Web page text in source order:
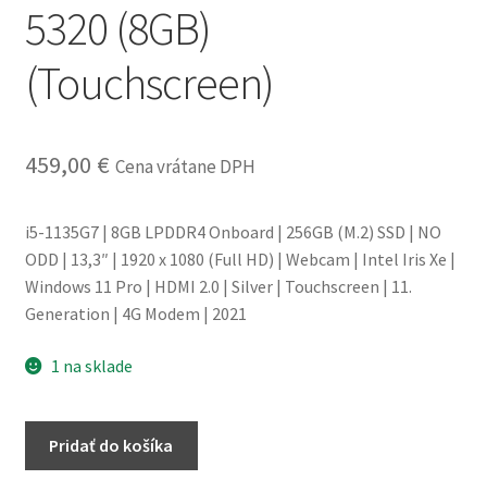
obchodné
podmienky
Wishlist
5320 (8GB)
(Touchscreen)
459,00 € Cena vrátane DPH
i5-1135G7 | 8GB LPDDR4 Onboard | 256GB (M.2) SSD | NO
ODD | 13,3″ | 1920 x 1080 (Full HD) | Webcam | Intel Iris Xe |
Windows 11 Pro | HDMI 2.0 | Silver | Touchscreen | 11.
Generation | 4G Modem | 2021
1 na sklade
množstvo
Pridať do košíka